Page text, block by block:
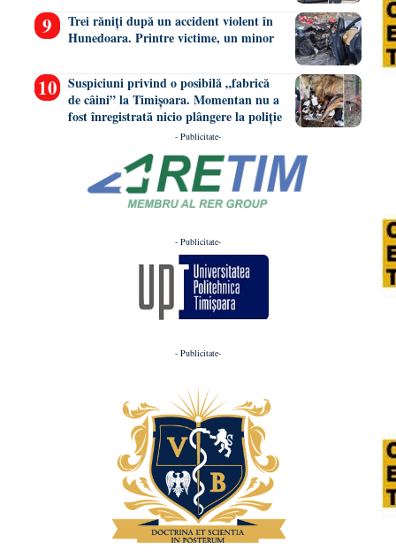
Trei răniți după un accident violent în
Hunedoara. Printre victime, un minor
Suspiciuni privind o posibilă „fabrică
de câini” la Timișoara. Momentan nu a
fost înregistrată nicio plângere la poliție
- Publicitate-
- Publicitate-
- Publicitate-